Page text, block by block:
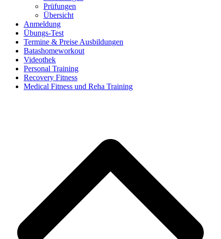
Prüfungen
Übersicht
Anmeldung
Übungs-Test
Termine & Preise Ausbildungen
Batashomeworkout
Videothek
Personal Training
Recovery Fitness
Medical Fitness und Reha Training